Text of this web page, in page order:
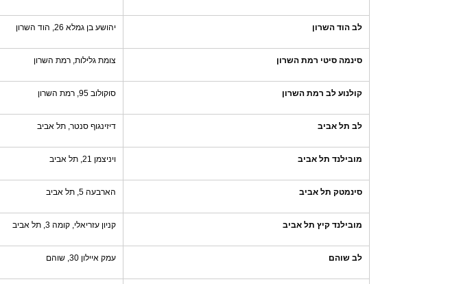
לב הוד השרון יהושע בן גמלא 26, הוד השרון
סינמה סיטי רמת השרון צומת גלילות, רמת השרון
קולנוע לב רמת השרון סוקולוב 95, רמת השרון
לב תל אביב דיזינגוף סנטר, תל אביב
מובילנד תל אביב ויניצמן 21, תל אביב
סינמטק תל אביב הארבעה 5, תל אביב
מובילנד קיץ תל אביב קניון עזריאלי, קומה 3, תל אביב
לב שוהם עמק איילון 30, שוהם